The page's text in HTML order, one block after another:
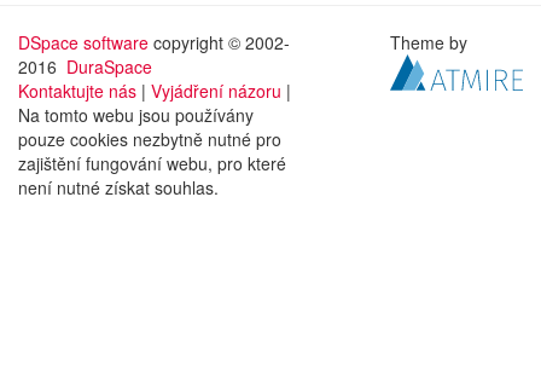
DSpace software copyright © 2002-
2016 DuraSpace
Kontaktujte nás | Vyjádření názoru |
Na tomto webu jsou používány
pouze cookies nezbytně nutné pro
zajištění fungování webu, pro které
není nutné získat souhlas.
Theme by